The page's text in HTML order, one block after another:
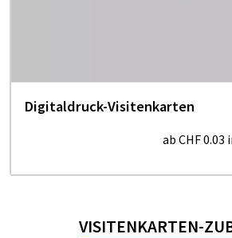
Digitaldruck-Visitenkarten
ab CHF 0.03
VISITENKARTEN-